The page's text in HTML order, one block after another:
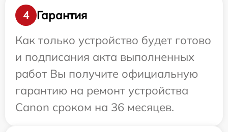
4
Гарантия
Как только устройство будет готово
и подписания акта выполненных
работ Вы получите официальную
гарантию на ремонт устройства
Canon сроком на 36 месяцев.